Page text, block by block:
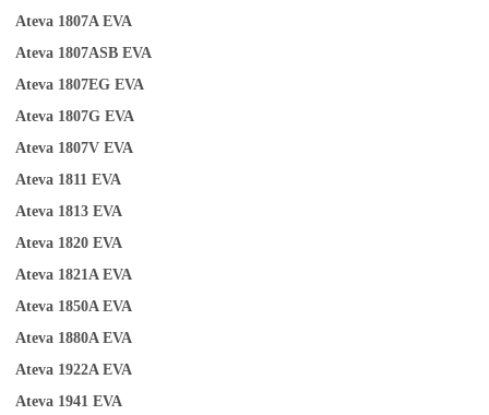
Ateva 1807A EVA
Ateva 1807ASB EVA
Ateva 1807EG EVA
Ateva 1807G EVA
Ateva 1807V EVA
Ateva 1811 EVA
Ateva 1813 EVA
Ateva 1820 EVA
Ateva 1821A EVA
Ateva 1850A EVA
Ateva 1880A EVA
Ateva 1922A EVA
Ateva 1941 EVA